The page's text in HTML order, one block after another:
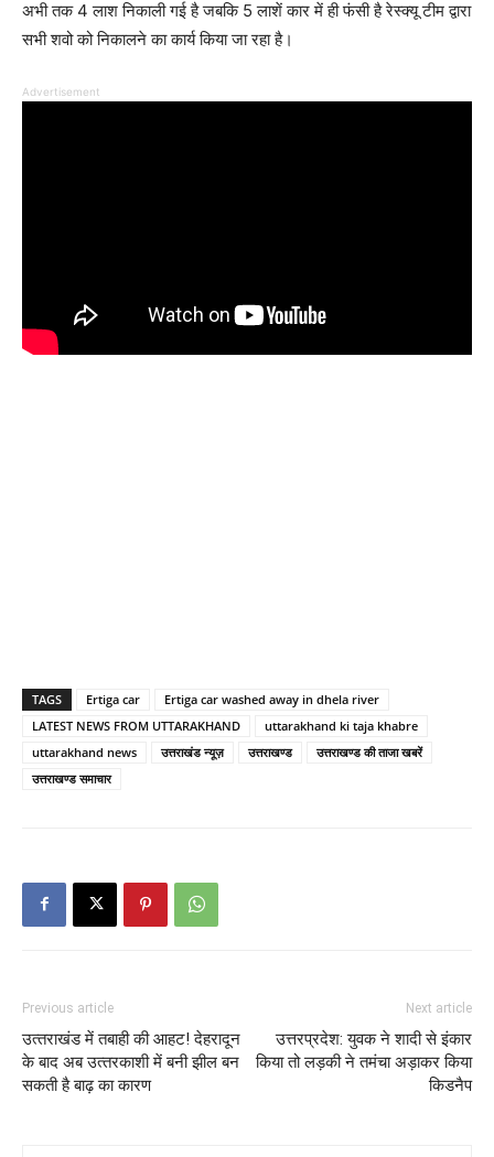
अभी तक 4 लाश निकाली गई है जबकि 5 लाशें कार में ही फंसी है रेस्क्यू टीम द्वारा
सभी शवो को निकालने का कार्य किया जा रहा है।
Advertisement
TAGS Ertiga car
Ertiga car washed away in dhela river
LATEST NEWS FROM UTTARAKHAND
uttarakhand ki taja khabre
uttarakhand news
उत्तराखंड न्यूज़ उत्तराखण्ड
उत्तराखण्ड की ताजा खबरें
उत्तराखण्ड समाचार
Previous article
उत्‍तराखंड में तबाही की आहट! देहरादून
के बाद अब उत्‍तरकाशी में बनी झील बन
सकती है बाढ़ का कारण
Next article
उत्तरप्रदेश: युवक ने शादी से इंकार
किया तो लड़की ने तमंचा अड़ाकर किया
किडनैप